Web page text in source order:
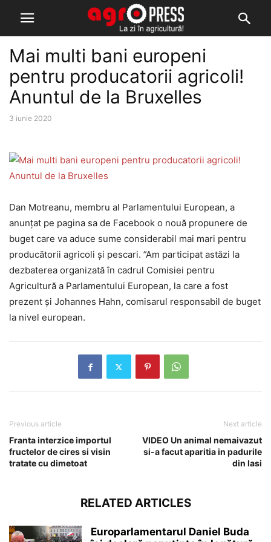
Mai multi bani europeni
pentru producatorii agricoli!
Anuntul de la Bruxelles
3 iunie 2020
Dan Motreanu, membru al Parlamentului European, a
anunțat pe pagina sa de Facebook o nouă propunere de
buget care va aduce sume considerabil mai mari pentru
producătorii agricoli și pescari. ”Am participat astăzi la
dezbaterea organizată în cadrul Comisiei pentru
Agricultură a Parlamentului European, la care a fost
prezent și Johannes Hahn, comisarul responsabil de buget
la nivel european.
Previous article
Franta interzice importul
fructelor de cires si visin
tratate cu dimetoat
Next article
VIDEO Un animal nemaivazut
si-a facut aparitia in padurile
din Iasi
RELATED ARTICLES
Europarlamentarul Daniel Buda